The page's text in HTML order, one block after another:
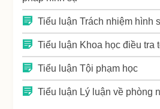
Tiểu luận Trách nhiệm hình
Tiểu luận Khoa học điều tra
Tiểu luận Tội phạm học
Tiểu luận Lý luận về phòng